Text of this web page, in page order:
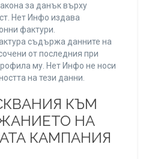
за данък върху
Нет Инфо издава
фактури.
съдържа данните на
от последния при
му. Нет Инфо не носи
на тези данни.
КЪМ
НА
КАМПАНИЯ